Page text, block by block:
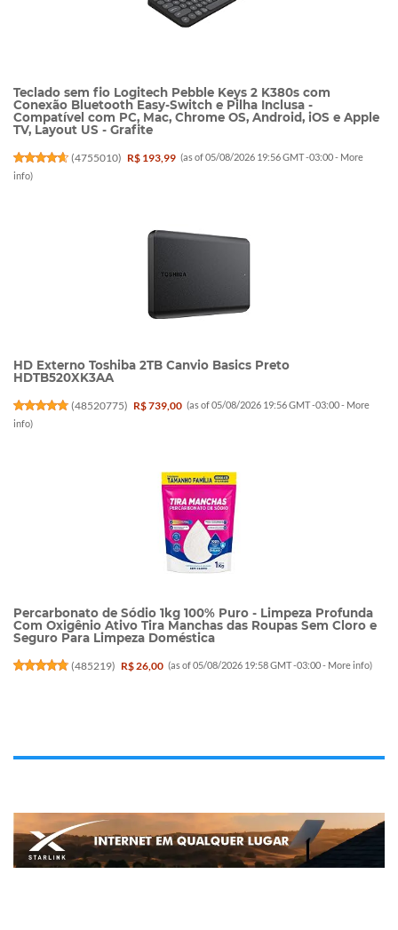
Teclado sem fio Logitech Pebble Keys 2 K380s com
Conexão Bluetooth Easy-Switch e Pilha Inclusa -
Compatível com PC, Mac, Chrome OS, Android, iOS e Apple
TV, Layout US - Grafite
(4755010) R$ 193,99 (as of 05/08/2026 19:56 GMT -03:00 - More
info)
HD Externo Toshiba 2TB Canvio Basics Preto
HDTB520XK3AA
(48520775) R$ 739,00 (as of 05/08/2026 19:56 GMT -03:00 - More
info)
Percarbonato de Sódio 1kg 100% Puro - Limpeza Profunda
Com Oxigênio Ativo Tira Manchas das Roupas Sem Cloro e
Seguro Para Limpeza Doméstica
(485219) R$ 26,00 (as of 05/08/2026 19:58 GMT -03:00 - More info)